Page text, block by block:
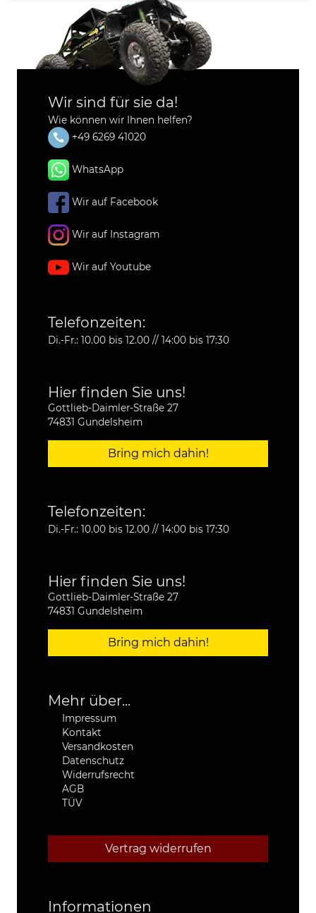
Wir sind für sie da!
Wie können wir Ihnen helfen?
+49 6269 41020
WhatsApp
Wir auf Facebook
Wir auf Instagram
Wir auf Youtube
Telefonzeiten:
Di.-Fr.: 10.00 bis 12.00 // 14:00 bis 17:30
Hier finden Sie uns!
Gottlieb-Daimler-Straße 27
74831 Gundelsheim
Bring mich dahin!
Telefonzeiten:
Di.-Fr.: 10.00 bis 12.00 // 14:00 bis 17:30
Hier finden Sie uns!
Gottlieb-Daimler-Straße 27
74831 Gundelsheim
Bring mich dahin!
Mehr über...
Impressum
Kontakt
Versandkosten
Datenschutz
Widerrufsrecht
AGB
TÜV
Vertrag widerrufen
Informationen